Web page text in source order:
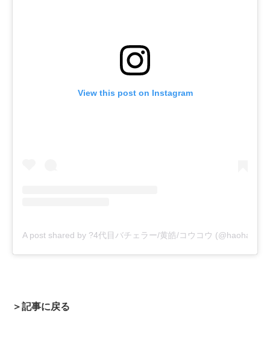
View this post on Instagram
A post shared by ?4代目バチェラー/黄皓/コウコウ
＞記事に戻る